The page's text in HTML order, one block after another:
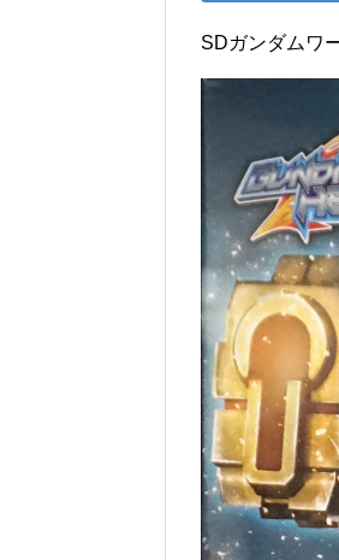
SDガンダムワ